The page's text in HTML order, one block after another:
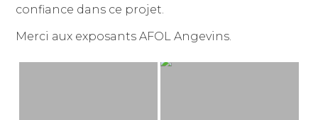
confiance dans ce projet.
Merci aux exposants AFOL Angevins.